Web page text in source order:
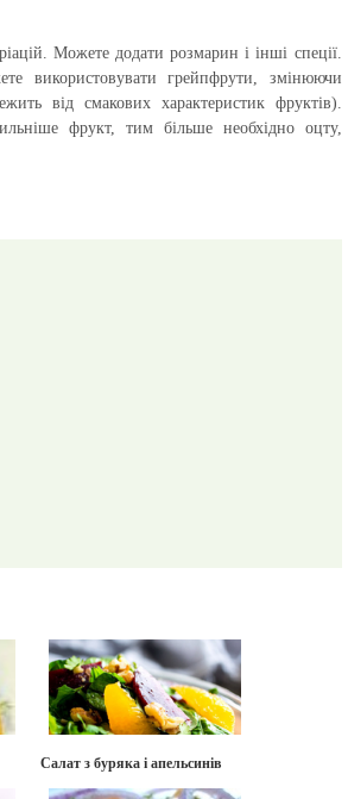
Можете додати розмарин і інші спеції.
використовувати грейпфрути, змінюючи
від смакових характеристик фруктів).
фрукт, тим більше необхідно оцту,
Салат з буряка і апельсинів